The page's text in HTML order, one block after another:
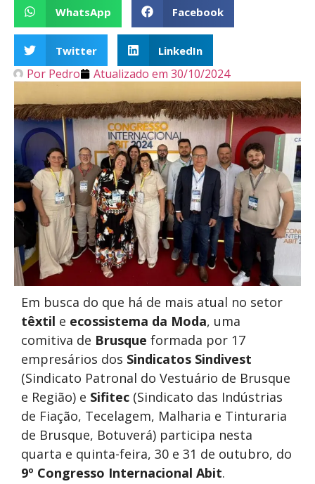
WhatsApp Facebook
Twitter LinkedIn
Por Pedro Atualizado em 30/10/2024
Em busca do que há de mais atual no setor
têxtil e ecossistema da Moda, uma
comitiva de Brusque formada por 17
empresários dos Sindicatos Sindivest
(Sindicato Patronal do Vestuário de Brusque
e Região) e Sifitec (Sindicato das Indústrias
de Fiação, Tecelagem, Malharia e Tinturaria
de Brusque, Botuverá) participa nesta
quarta e quinta-feira, 30 e 31 de outubro, do
9º Congresso Internacional Abit.